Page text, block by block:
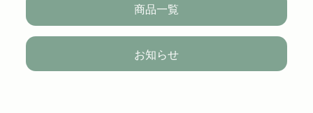
商品一覧
お知らせ